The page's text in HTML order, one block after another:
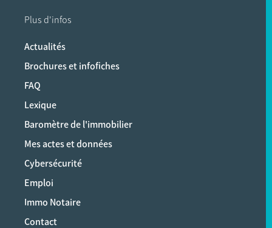
Plus d'infos
Actualités
Brochures et infofiches
FAQ
Lexique
Baromètre de l'immobilier
Mes actes et données
Cybersécurité
Emploi
Immo Notaire
Contact